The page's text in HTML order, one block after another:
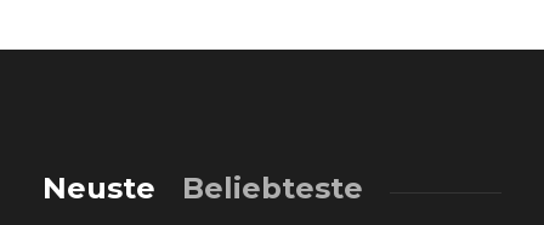
Neuste Beliebteste